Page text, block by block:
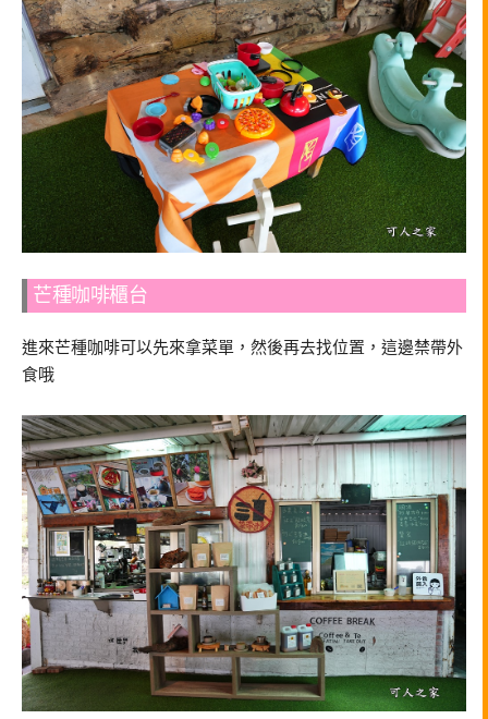
芒種咖啡櫃台
進來芒種咖啡可以先來拿菜單，然後再去找位置，這邊禁帶外
食哦